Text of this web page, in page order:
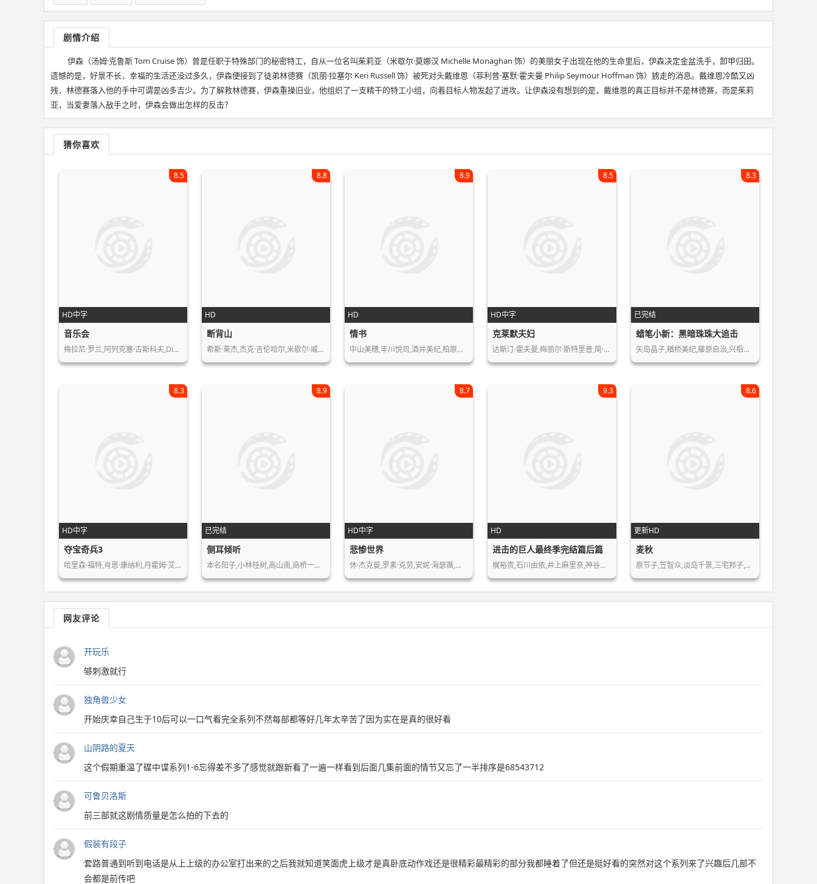
剧情介绍
伊森（汤姆·克鲁斯 Tom Cruise 饰）曾是任职于特殊部门的秘密特工，自从一位名叫茱莉亚（米歇尔·莫娜汉 Michelle Monaghan 饰）的美丽女子出现在他的生命里后，伊森决定金盆洗手，卸甲归田。
遗憾的是，好景不长，幸福的生活还没过多久，伊森便接到了徒弟林德赛（凯丽·拉塞尔 Keri Russell 饰）被死对头戴维恩（菲利普·塞默·霍夫曼 Philip Seymour Hoffman 饰）掳走的消息。戴维恩冷酷又凶
残，林德赛落入他的手中可谓是凶多吉少。为了解救林德赛，伊森重操旧业，他组织了一支精干的特工小组，向着目标人物发起了进攻。让伊森没有想到的是，戴维恩的真正目标并不是林德赛，而是茱莉
亚，当爱妻落入敌手之时，伊森会做出怎样的反击？
猜你喜欢
HD中字
8.5
音乐会
梅拉尼·罗兰,阿列克塞·古斯科夫,Di…
HD
8.8
断背山
希斯·莱杰,杰克·吉伦哈尔,米歇尔·威…
HD
8.9
情书
中山美穗,丰川悦司,酒井美纪,柏原崇,…
HD中字
8.5
克莱默夫妇
达斯汀·霍夫曼,梅丽尔·斯特里普,简·…
已完结
8.3
蜡笔小新：黑暗珠珠大追击
矢岛晶子,楢桥美纪,藤原启治,兴梠里美…
HD中字
8.3
夺宝奇兵3
哈里森·福特,肖恩·康纳利,丹霍姆·艾…
已完结
8.9
侧耳倾听
本名阳子,小林桂树,高山南,高桥一生,…
HD中字
8.7
悲惨世界
休·杰克曼,罗素·克劳,安妮·海瑟薇,…
HD
9.3
进击的巨人最终季完结篇后篇
梶裕贵,石川由依,井上麻里奈,神谷浩史…
更新HD
8.6
麦秋
原节子,笠智众,淡岛千景,三宅邦子,菅井…
网友评论
开玩乐
够刺激就行
独角兽少女
开始庆幸自己生于10后可以一口气看完全系列不然每部都等好几年太辛苦了因为实在是真的很好看
山阴路的夏天
这个假期重温了碟中谍系列1-6忘得差不多了感觉就跟新看了一遍一样看到后面几集前面的情节又忘了一半排序是68543712
可鲁贝洛斯
前三部就这剧情质量是怎么拍的下去的
假装有段子
套路普通到听到电话是从上上级的办公室打出来的之后我就知道笑面虎上级才是真卧底动作戏还是很精彩最精彩的部分我都睡着了但还是挺好看的突然对这个系列来了兴趣后几部不
会都是前传吧